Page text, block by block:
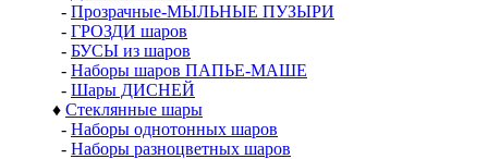
- Прозрачные-МЫЛЬНЫЕ ПУЗЫРИ
- ГРОЗДИ шаров
- БУСЫ из шаров
- Наборы шаров ПАПЬЕ-МАШЕ
- Шары ДИСНЕЙ
♦ Стеклянные шары
- Наборы однотонных шаров
- Наборы разноцветных шаров